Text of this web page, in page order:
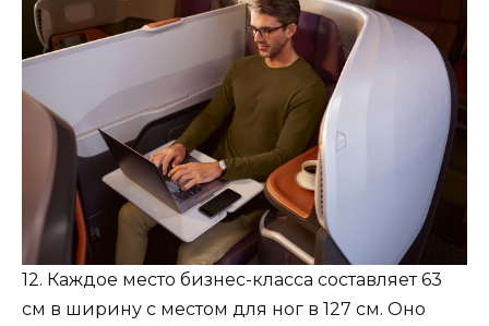
12. Каждое место бизнес-класса составляет 63
см в ширину с местом для ног в 127 см. Оно